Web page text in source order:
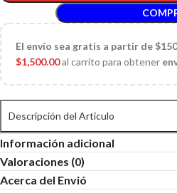
El envío sea gratis a partir de
$1,500.00al carrito para obtener
Descripción del Articulo
Información adicional
Valoraciones (0)
Acerca del Envió